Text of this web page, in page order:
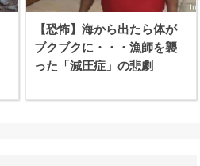
【恐怖】海から出たら体が
ブクブクに・・・漁師を襲
った「減圧症」の悲劇